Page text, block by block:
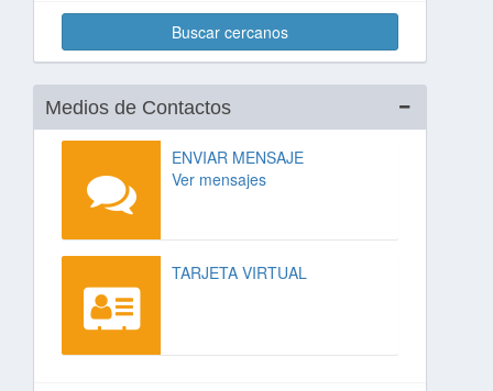
Buscar cercanos
Medios de Contactos
ENVIAR MENSAJE
Ver mensajes
TARJETA VIRTUAL